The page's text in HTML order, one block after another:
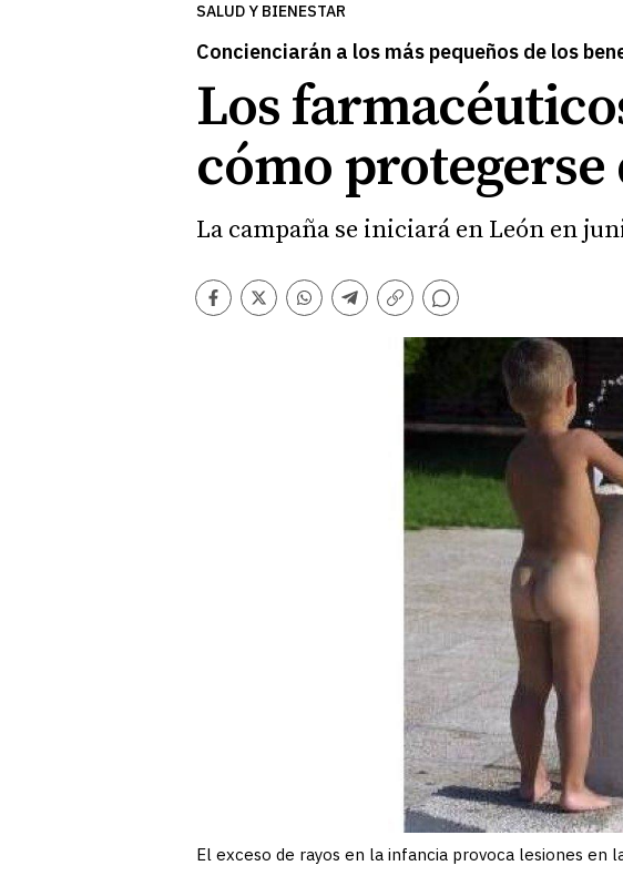
SALUD Y BIENESTAR
Concienciarán a los más pequeños de los
Los
cómo protegerse
La campaña se iniciará en León en
Facebook
TwitterWhatsapp
Telegram
Copiar
enlace
Comentarios
El exceso de rayos en la infancia provoca lesiones en